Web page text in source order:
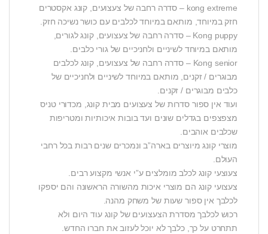
kong extreme – סדרה רחבה של צעצועים, קונג אקסטרים
חזק במיוחד, מותאם במיוחד לכלבים עם כושר נשיכה חזק.
Kong puppy – סדרה רחבה של צעצועים, קונג לגורים,
מותאם במיוחד לשיניים ולחניכיים של גורי כלבים.
Kong senior – סדרה רחבה של צעצועים, קונג לכלבים
מבוגרים / זקנים, מותאם במיוחד לשיניים ולחניכיים של
כלבים מבוגרים / זקנים.
ועוד אין ספור סדרות של צעצועים מבית קונג, מכדורי טניס
מצפצפים בגדלים שונים ועד בובות איכותיות ומטריפות
שכלבים אוהבים.
מוצרי קונג מיוצרים בארה”ב ונמכרים שנים רבות בכל רחבי
העולם.
צעוצעי קונג לכלב מומלצים ע”י אנשי מקצוע רבים.
צעצועי קונג הם מוצרי איכות מהשורה הראשונה והם יספקו
לכלבך אין ספור שעות של משחק מהנה.
רכוש לכלבך מסדרת הצעצועים של קונג עוד היום ולא
תתחרט על כך, כלבך לא יוכל לעזוב את חברו החדש.